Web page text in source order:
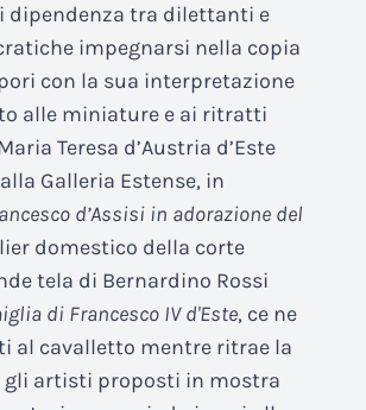
dipendenza tra dilettanti e
impegnarsi nella copia
con la sua interpretazione
alle miniature e ai ritratti
Teresa d’Austria d’Este
Galleria Estense, in
d’Assisi in adorazione del
domestico della corte
tela di Bernardino Rossi
di Francesco IV d'Este, ce ne
al cavalletto mentre ritrae la
gli artisti proposti in mostra